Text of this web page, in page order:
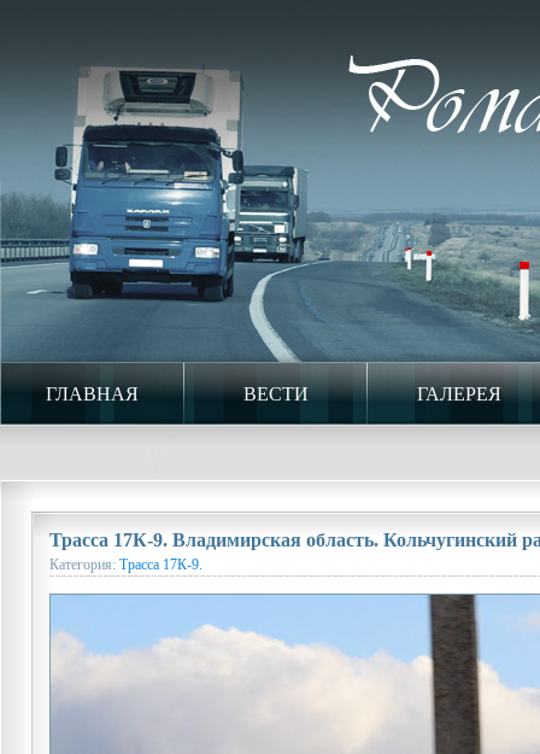
ГЛАВНАЯ ВЕСТИ ГАЛЕРЕЯ
Трасса 17К-9. Владимирская область. Кольчугинский
Категория: Трасса 17К-9.